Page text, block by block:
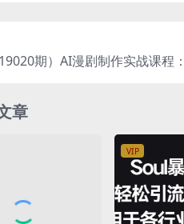
19020期）AI漫剧制作实战课程
章
VIP